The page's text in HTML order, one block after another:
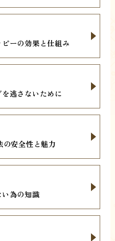
ーの効果と仕組み
逃さないために
安全性と魅力
為の知識